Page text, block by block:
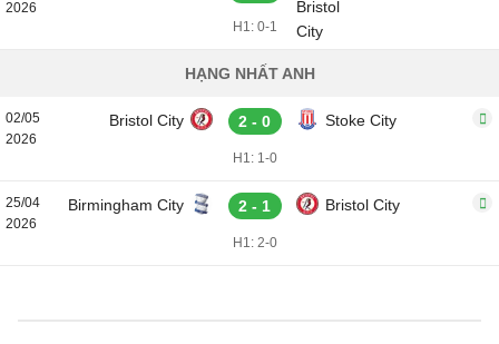
2026
H1: 0-1
HẠNG NHẤT ANH
02/05
2026
Bristol City 2 - 0 Stoke City
H1: 1-0
25/04
2026
Birmingham City 2 - 1 Bristol City
H1: 2-0